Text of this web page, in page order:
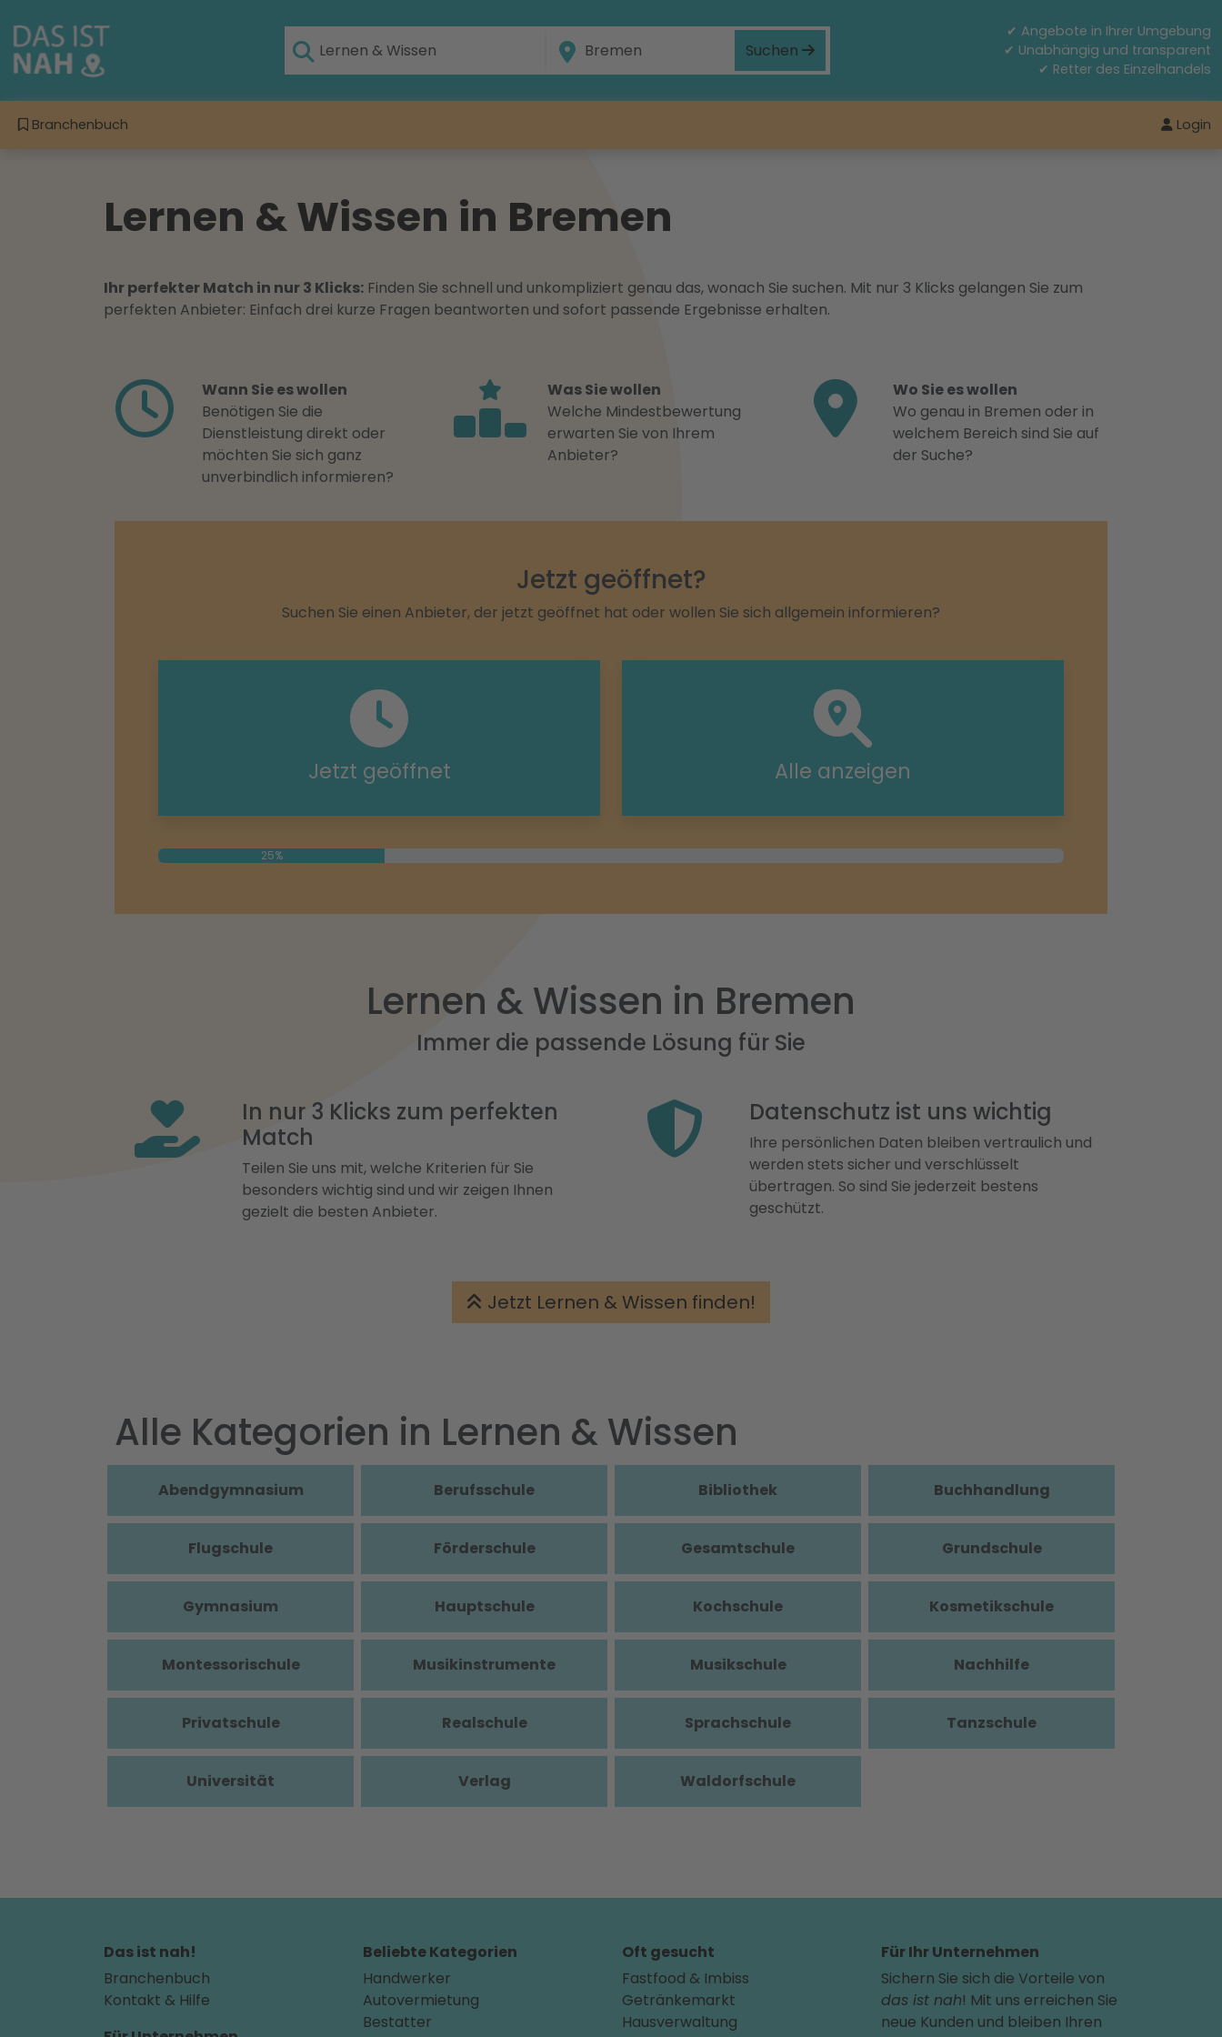
Suchen
✔ Angebote in Ihrer Umgebung
✔ Unabhängig und transparent
✔ Retter des Einzelhandels
Branchenbuch Login
Lernen & Wissen in Bremen
Ihr perfekter Match in nur 3 Klicks: Finden Sie schnell und unkompliziert genau das, wonach Sie suchen. Mit nur 3 Klicks gelangen Sie zum
perfekten Anbieter: Einfach drei kurze Fragen beantworten und sofort passende Ergebnisse erhalten.
Wann Sie es wollen
Benötigen Sie die
Dienstleistung direkt oder
möchten Sie sich ganz
unverbindlich informieren?
Was Sie wollen
Welche Mindestbewertung
erwarten Sie von Ihrem
Anbieter?
Wo Sie es wollen
Wo genau in Bremen oder in
welchem Bereich sind Sie auf
der Suche?
Jetzt geöffnet?
Suchen Sie einen Anbieter, der jetzt geöffnet hat oder wollen Sie sich allgemein informieren?
Jetzt geöffnet Alle anzeigen
25%
Lernen & Wissen in Bremen
Immer die passende Lösung für Sie
In nur 3 Klicks zum perfekten
Match
Teilen Sie uns mit, welche Kriterien für Sie
besonders wichtig sind und wir zeigen Ihnen
gezielt die besten Anbieter.
Datenschutz ist uns wichtig
Ihre persönlichen Daten bleiben vertraulich und
werden stets sicher und verschlüsselt
übertragen. So sind Sie jederzeit bestens
geschützt.
Jetzt Lernen & Wissen finden!
Alle Kategorien in Lernen & Wissen
Abendgymnasium Berufsschule Bibliothek Buchhandlung
Flugschule Förderschule Gesamtschule Grundschule
Gymnasium Hauptschule Kochschule Kosmetikschule
Montessorischule Musikinstrumente Musikschule Nachhilfe
Privatschule Realschule Sprachschule Tanzschule
Universität Verlag Waldorfschule
Das ist nah!
Branchenbuch
Kontakt & Hilfe
Beliebte Kategorien
Handwerker
Autovermietung
Bestatter
Oft gesucht
Fastfood & Imbiss
Getränkemarkt
Hausverwaltung
Für Ihr Unternehmen
Sichern Sie sich die Vorteile von
das ist nah! Mit uns erreichen Sie
neue Kunden und bleiben Ihren